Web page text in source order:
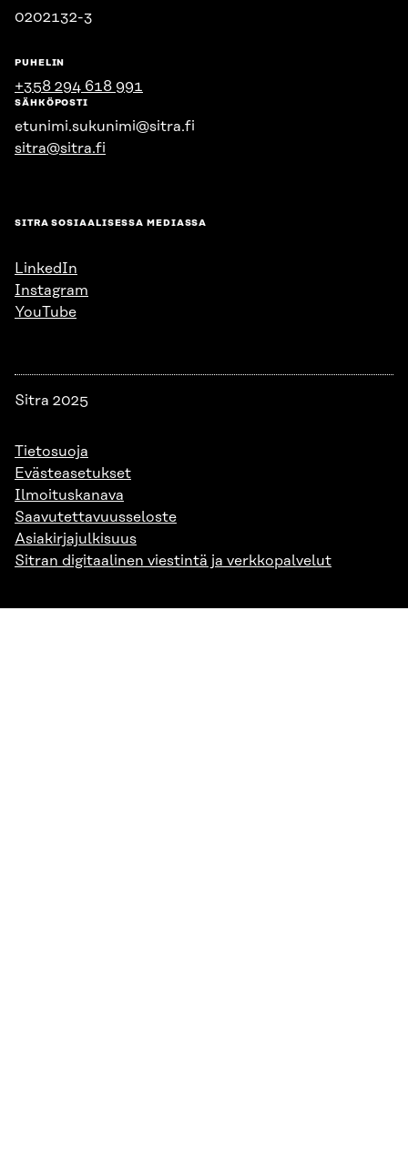
0202132-3
PUHELIN
+358 294 618 991
SÄHKÖPOSTI
etunimi.sukunimi@sitra.fi
sitra@sitra.fi
SITRA SOSIAALISESSA MEDIASSA
LinkedIn
Instagram
YouTube
Sitra 2025
Tietosuoja
Evästeasetukset
Ilmoituskanava
Saavutettavuusseloste
Asiakirjajulkisuus
Sitran digitaalinen viestintä ja verkkopalvelut